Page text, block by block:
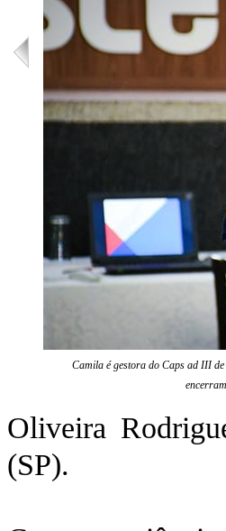
Camila é gestora do Caps ad III de
Oliveira
(SP).